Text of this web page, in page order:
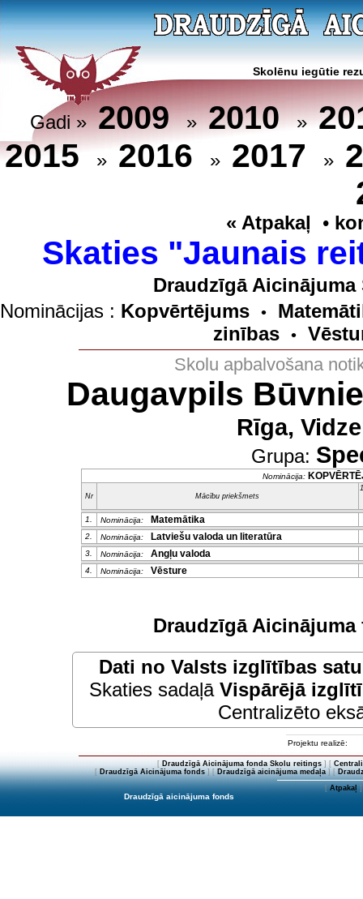
Skolēnu iegūtie
Gadi »2009»2010»
2015 » 2016 » 2017 »
« Atpakaļ •
Skaties "Jaunais
Draudzīgā
Nominācijas : Kopvērtējums •
zinības
•
Skolu apbalvošana
Daugavpils
Rīga,
Grupa:
Nominācija:
Nr Mācību priekšmets
1. Nominācija: Matemātika
2. Nominācija: Latviešu valoda un literatūra
3. Nominācija: Angļu valoda
4. Nominācija: Vēsture
Draudzīgā
Dati no Valsts izglītības
Skaties sadaļā Vispārējā
Centralizēto
Projektu realizē:
[ Draudzīgā Aicinājuma fonda Skolu reitings] [
[Draudzīgā Aicinājuma fonds] [Draudzīgā aicinājuma medaļa] [
[Atpakaļ]
Draudzīgā aicinājuma fonds